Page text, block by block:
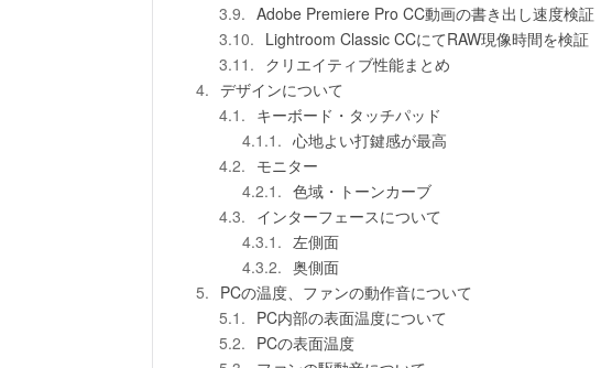
Adobe Premiere Pro CC動画の書き出し速度検証
Lightroom Classic CCにてRAW現像時間を検証
クリエイティブ性能まとめ
デザインについて
キーボード・タッチパッド
心地よい打鍵感が最高
モニター
色域・トーンカーブ
インターフェースについて
左側面
奥側面
PCの温度、ファンの動作音について
PC内部の表面温度について
PCの表面温度